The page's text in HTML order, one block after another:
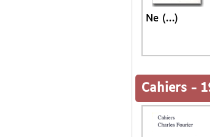
Ne (…)
Cahiers -